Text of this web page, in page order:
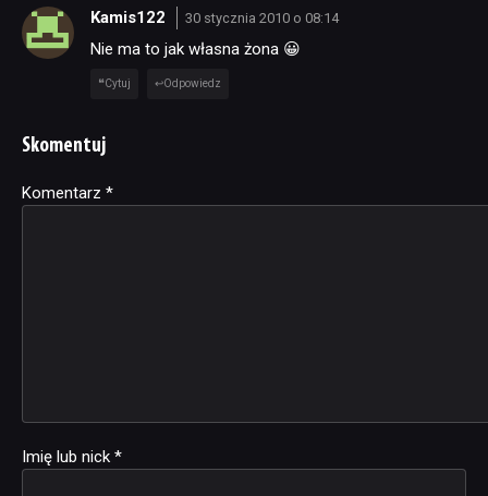
Kamis122 30 stycznia 2010 o 08:14
Nie ma to jak własna żona 😀
Cytuj Odpowiedz
Skomentuj
Komentarz *
Imię lub nick *
Alternative: